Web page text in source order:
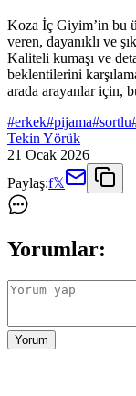
Koza İç Giyim’in bu
veren, dayanıklı ve
Kaliteli kumaşı ve
beklentilerini
arada arayanlar için,
#erkek#pijama#sortlu
Tekin Yörük
21 Ocak 2026
Paylaş:f𝕏
Yorumlar:
Yorum